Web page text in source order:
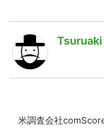
Tsuruaki
米調査会社
AI
暗号資産
[YouTube]
LINE